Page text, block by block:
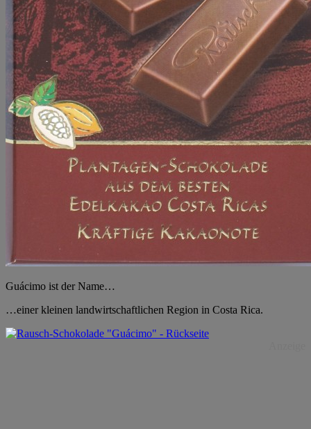
Guácimo ist der Name…
…einer kleinen landwirtschaftlichen Region in Costa Rica.